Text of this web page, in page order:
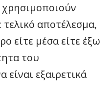
τελικό αποτέλεσμα,
είτε μέσα είτε έξω
του
είναι εξαιρετικά